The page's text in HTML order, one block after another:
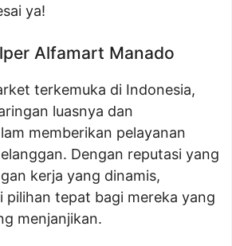
ya!
Alfamart Manado
terkemuka di Indonesia,
luasnya dan
memberikan pelayanan
Dengan reputasi yang
kerja yang dinamis,
pilihan tepat bagi mereka yang
menjanjikan.